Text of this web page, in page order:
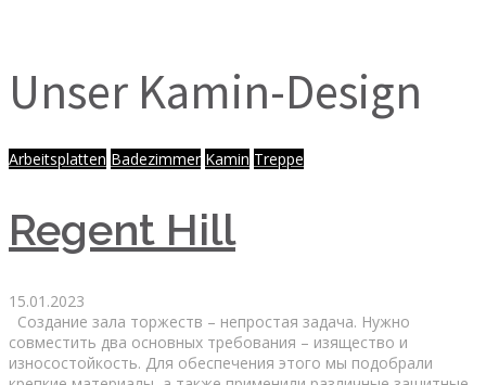
Unser Kamin-Design
Arbeitsplatten Badezimmer Kamin Treppe
Regent Hill
15.01.2023
Создание зала торжеств – непростая задача. Нужно
совместить два основных требования – изящество и
износостойкость. Для обеспечения этого мы подобрали